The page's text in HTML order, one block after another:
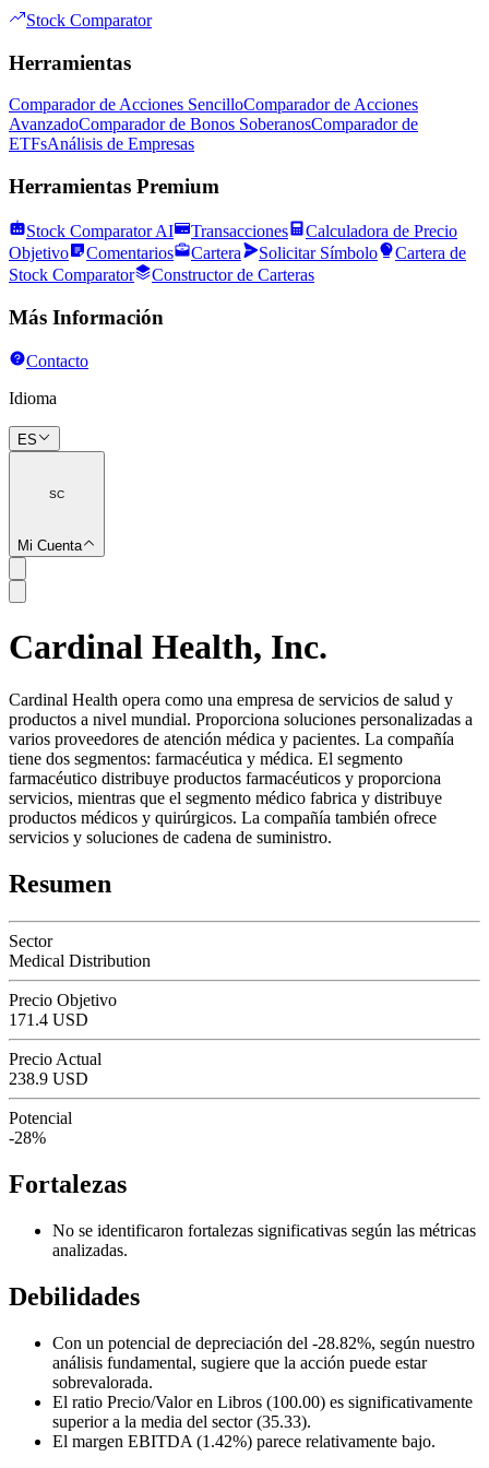
Stock Comparator
Herramientas
Comparador de Acciones SencilloComparador de Acciones
AvanzadoComparador de Bonos SoberanosComparador de
ETFsAnálisis de Empresas
Herramientas Premium
Stock Comparator AI Transacciones
Calculadora de Precio
Objetivo
Comentarios Cartera Solicitar Símbolo
Cartera de
Stock Comparator
Constructor de Carteras
Más Información
Contacto
Idioma
ES
SC
Mi Cuenta
SC
Cardinal Health, Inc.
Cardinal Health opera como una empresa de servicios de salud y
productos a nivel mundial. Proporciona soluciones personalizadas a
varios proveedores de atención médica y pacientes. La compañía
tiene dos segmentos: farmacéutica y médica. El segmento
farmacéutico distribuye productos farmacéuticos y proporciona
servicios, mientras que el segmento médico fabrica y distribuye
productos médicos y quirúrgicos. La compañía también ofrece
servicios y soluciones de cadena de suministro.
Resumen
Sector
Medical Distribution
Precio Objetivo
171.4 USD
Precio Actual
238.9 USD
Potencial
-28%
Fortalezas
No se identificaron fortalezas significativas según las métricas
analizadas.
Debilidades
Con un potencial de depreciación del -28.82%, según nuestro
análisis fundamental, sugiere que la acción puede estar
sobrevalorada.
El ratio Precio/Valor en Libros (100.00) es significativamente
superior a la media del sector (35.33).
El margen EBITDA (1.42%) parece relativamente bajo.